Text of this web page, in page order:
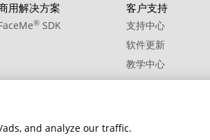
用解决方案
® SDK
客户支持
支持中心
软件更新
教学中心
Cookie 設定
and analyze our traffic.